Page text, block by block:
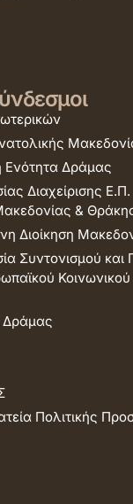
Ενότητα Δράμας
Διαχείρισης
&
Διοίκηση
Συντονισμού
Κοινωνικού
Δράμας
Πολιτικής